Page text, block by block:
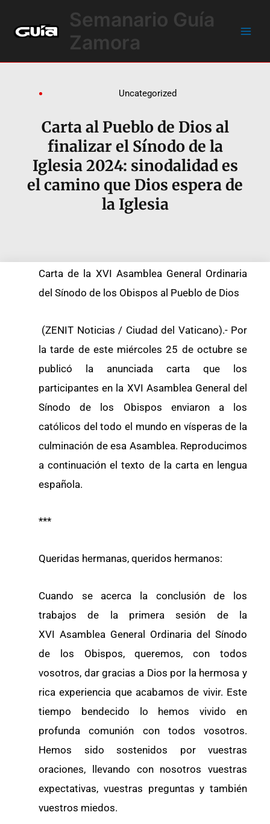
contenido
Semanario Guía
Zamora
Uncategorized
Carta al Pueblo de Dios al
finalizar el Sínodo de la
Iglesia 2024: sinodalidad es
el camino que Dios espera de
la Iglesia
Carta de la XVI Asamblea General Ordinaria
del Sínodo de los Obispos al Pueblo de Dios
(ZENIT Noticias / Ciudad del Vaticano).- Por
la tarde de este miércoles 25 de octubre se
publicó la anunciada carta que los
participantes en la XVI Asamblea General del
Sínodo de los Obispos enviaron a los
católicos del todo el mundo en vísperas de la
culminación de esa Asamblea. Reproducimos
a continuación el texto de la carta en lengua
española.
***
Queridas hermanas, queridos hermanos:
Cuando se acerca la conclusión de los
trabajos de la primera sesión de la
XVI Asamblea General Ordinaria del Sínodo
de los Obispos, queremos, con todos
vosotros, dar gracias a Dios por la hermosa y
rica experiencia que acabamos de vivir. Este
tiempo bendecido lo hemos vivido en
profunda comunión con todos vosotros.
Hemos sido sostenidos por vuestras
oraciones, llevando con nosotros vuestras
expectativas, vuestras preguntas y también
vuestros miedos.